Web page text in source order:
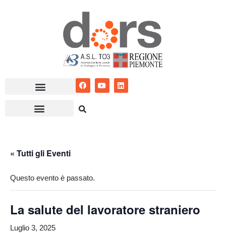
« Tutti gli Eventi
Questo evento è passato.
La salute del lavoratore straniero
Luglio 3, 2025